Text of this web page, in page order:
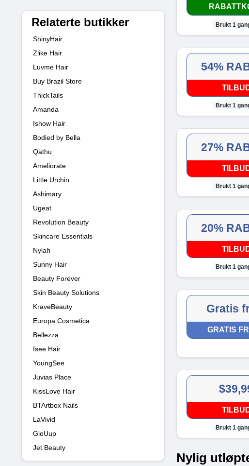
Relaterte butikker
ShinyHair
Zlike Hair
Luvme Hair
Buy Brazil Store
ThickTails
Amanda
Ishow Hair
Bodied by Bella
Qathu
Ameliorate
Little Urchin
Ashimary
Ugeat
Revolution Beauty
Skincare Essentials
Nylah
Sunny Hair
Beauty Forever
Skin Beauty Solutions
KraveBeauty
Europa Cosmetica
Bellezza
Isee Hair
YoungSee
Juvias Place
KissLove Hair
BTArtbox Nails
LaVivid
GloUup
Jet Beauty
Brukt 1
54%
Brukt 1
27%
Brukt 1
20%
Brukt 1
Gratis
GRATIS
Brukt 1
Nylig